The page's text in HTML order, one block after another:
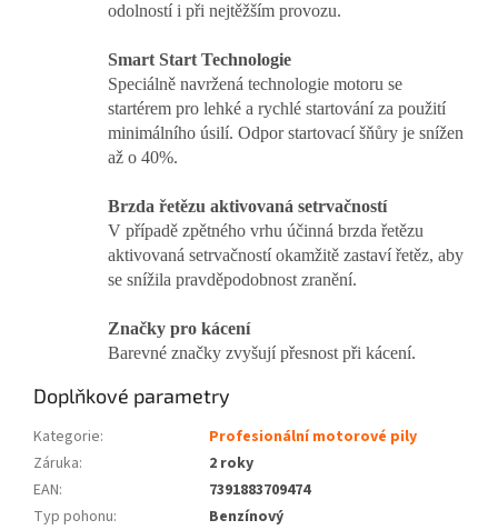
odolností i při nejtěžším provozu.
Smart Start Technologie
Speciálně navržená technologie motoru se
startérem pro lehké a rychlé startování za použití
minimálního úsilí. Odpor startovací šňůry je snížen
až o 40%.
Brzda řetězu aktivovaná setrvačností
V případě zpětného vrhu účinná brzda řetězu
aktivovaná setrvačností okamžitě zastaví řetěz, aby
se snížila pravděpodobnost zranění.
Značky pro kácení
Barevné značky zvyšují přesnost při kácení.
Doplňkové parametry
Kategorie:
Profesionální motorové pily
Záruka:
2 roky
EAN:
7391883709474
Typ pohonu:
Benzínový